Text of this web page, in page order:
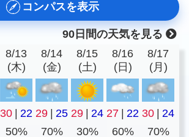
コンパスを表示
90日間の天気を見る
8/13
(木)
8/14
(金)
8/15
(土)
8/16
(日)
8/17
(月)
30 | 22 29 | 25 29 | 24 27 | 22 30 | 24
50% 70% 30% 60% 70%